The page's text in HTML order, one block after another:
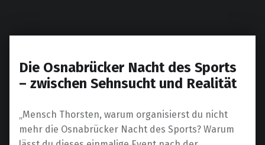
Die Osnabrücker Nacht des Sports
– zwischen Sehnsucht und Realität
„Mensch Thorsten, warum organisierst du nicht
mehr die Osnabrücker Nacht des Sports? Warum